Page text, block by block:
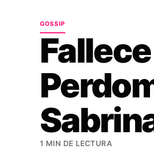
GOSSIP
1 MIN DE LECTURA